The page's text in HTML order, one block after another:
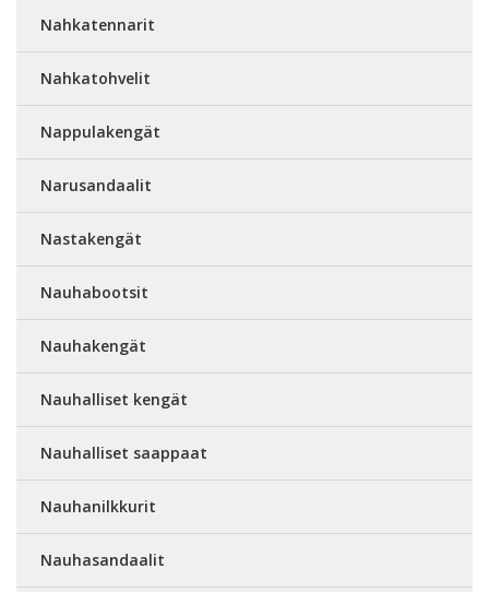
Nahkatennarit
Nahkatohvelit
Nappulakengät
Narusandaalit
Nastakengät
Nauhabootsit
Nauhakengät
Nauhalliset kengät
Nauhalliset saappaat
Nauhanilkkurit
Nauhasandaalit